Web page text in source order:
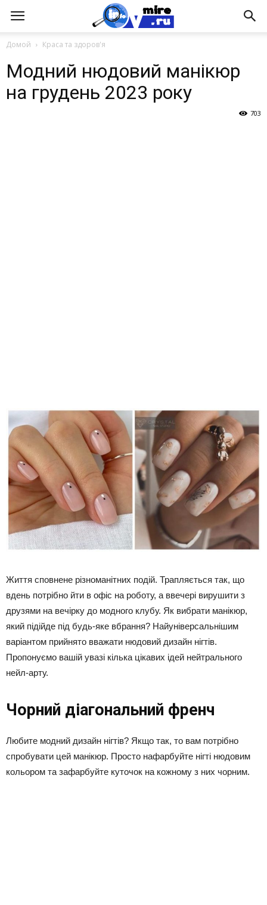
Домой Краса та здоров'я
Модний нюдовий манікюр
на грудень 2023 року
703
Життя сповнене різноманітних подій. Трапляється так, що
вдень потрібно йти в офіс на роботу, а ввечері вирушити з
друзями на вечірку до модного клубу. Як вибрати манікюр,
який підійде під будь-яке вбрання? Найуніверсальнішим
варіантом прийнято вважати нюдовий дизайн нігтів.
Пропонуємо вашій увазі кілька цікавих ідей нейтрального
нейл-арту.
Чорний діагональний френч
Любите модний дизайн нігтів? Якщо так, то вам потрібно
спробувати цей манікюр. Просто нафарбуйте нігті нюдовим
кольором та зафарбуйте куточок на кожному з них чорним.